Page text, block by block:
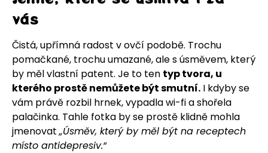
vás
Čistá, upřímná radost v ovčí podobě. Trochu
pomačkané, trochu umazané, ale s úsměvem, který
by měl vlastní patent. Je to ten typ tvora, u
kterého prostě nemůžete být smutní. I kdyby se
vám právě rozbil hrnek, vypadla wi-fi a shořela
palačinka. Tahle fotka by se prostě klidně mohla
jmenovat„Úsměv, který by měl být na receptech
místo antidepresiv.“